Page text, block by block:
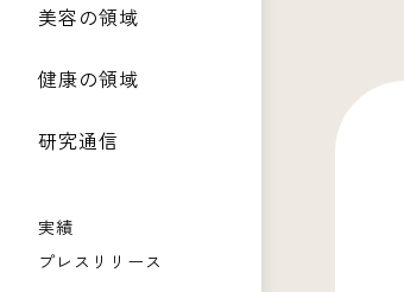
美容の領域
健康の領域
研究通信
実績
プレスリリース